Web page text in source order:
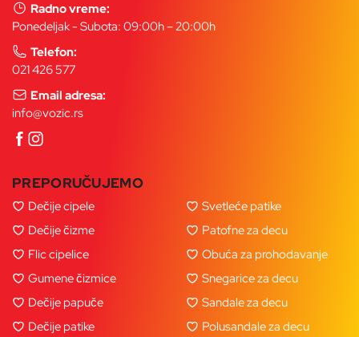
Radno vreme:
Ponedeljak - Subota: 09:00h – 20:00h
Telefon:
021 426 577
Email adresa:
info@vozic.rs
PREPORUČUJEMO
Dečije cipele
Dečije čizme
Flic cipelice
Gumene čizmice
Dečije papuče
Dečije patike
Svetleće patike
Patofne za decu
Obuća za prohodavanje
Snegarice za decu
Sandale za decu
Polusandale za decu